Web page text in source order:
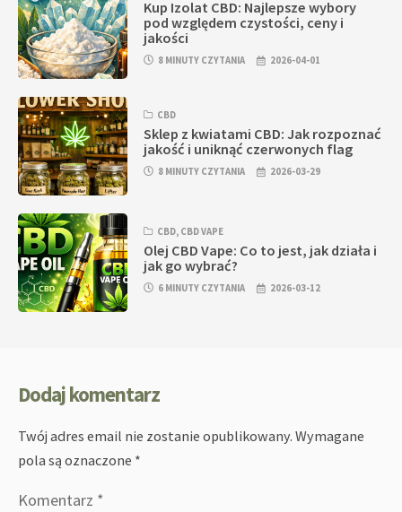
Kup Izolat CBD: Najlepsze wybory
pod względem czystości, ceny i
jakości
8 MINUTY CZYTANIA 2026-04-01
CBD
Sklep z kwiatami CBD: Jak rozpoznać
jakość i uniknąć czerwonych flag
8 MINUTY CZYTANIA 2026-03-29
CBD, CBD VAPE
Olej CBD Vape: Co to jest, jak działa i
jak go wybrać?
6 MINUTY CZYTANIA 2026-03-12
Dodaj komentarz
Twój adres email nie zostanie opublikowany. Wymagane
pola są oznaczone *
Komentarz *